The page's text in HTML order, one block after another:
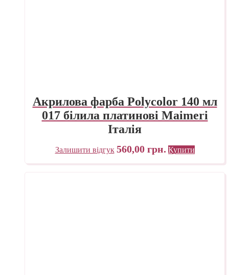
Акрилова фарба Polycolor 140 мл
017 білила платинові Maimeri
Італія
Залишити відгук 560,00 грн. Купити